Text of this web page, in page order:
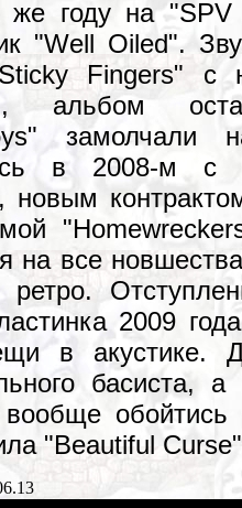
году на "SPV
"Well Oiled".
Fingers" с
альбом
замолчали
в 2008-м с
новым
на все
2009
в акустике.
басиста,
обойтись
"Beautiful